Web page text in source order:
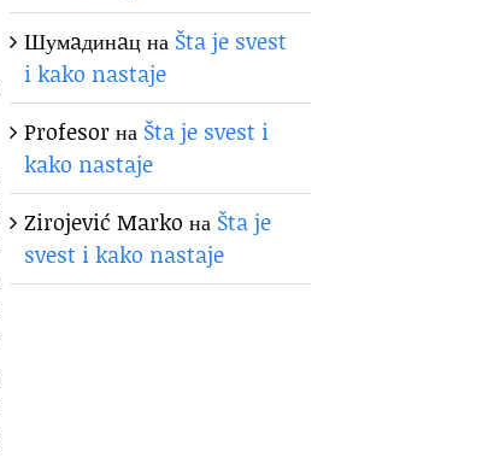
Шумaдинaцна Šta je svest
i kako nastaje
Profesorна Šta je svest i
kako nastaje
Zirojević Marko на Šta je
svest i kako nastaje